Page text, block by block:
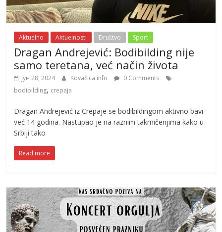
Aktuelno Aktuelnosti Društvo Sport
Dragan Andrejević: Bodibilding nije
samo teretana, već način života
јун 28, 2024 Kovačica info
0 Comments
bodibilding, crepaja
Dragan Andrejević iz Crepaje se bodibildingom aktivno bavi
već 14 godina. Nastupao je na raznim takmičenjima kako u
Srbiji tako
Read more